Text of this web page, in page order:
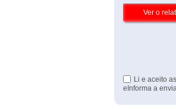
Li e aceito as
eInforma a